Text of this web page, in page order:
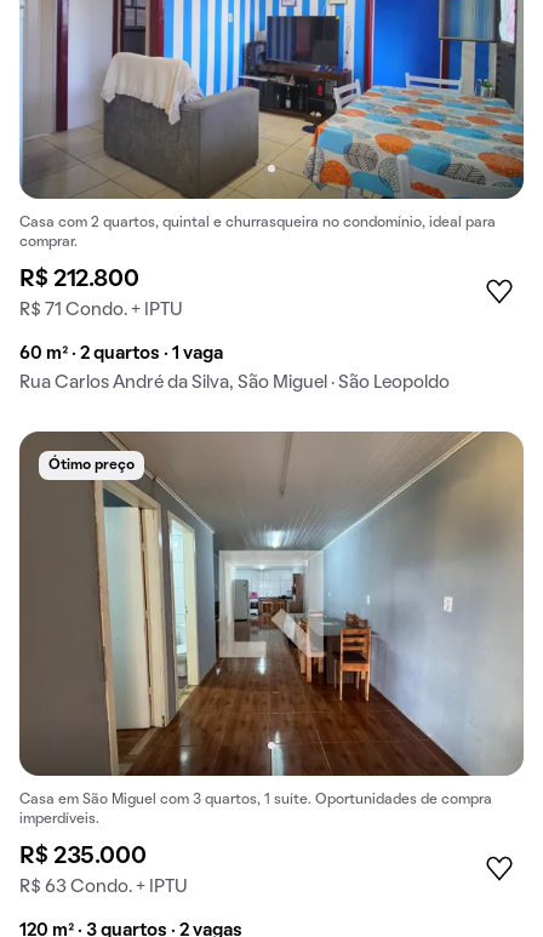
Casa com 2 quartos, quintal e churrasqueira no condomínio, ideal para
comprar.
R$ 212.800
R$ 71 Condo. + IPTU
60 m² · 2 quartos · 1 vaga
Rua Carlos André da Silva, São Miguel · São Leopoldo
Ótimo preço
Casa em São Miguel com 3 quartos, 1 suíte. Oportunidades de compra
imperdíveis.
R$ 235.000
R$ 63 Condo. + IPTU
120 m² · 3 quartos · 2 vagas